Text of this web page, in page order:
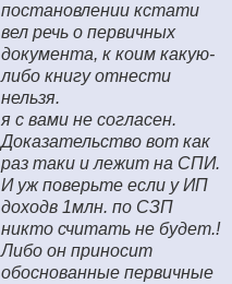
постановлении кстати
вел речь о первичных
документа, к коим какую-
либо книгу отнести
нельзя.
я с вами не согласен.
Доказательство вот как
раз таки и лежит на СПИ.
И уж поверьте если у ИП
доходв 1млн. по СЗП
никто считать не будет.!
Либо он приносит
обоснованные первичные